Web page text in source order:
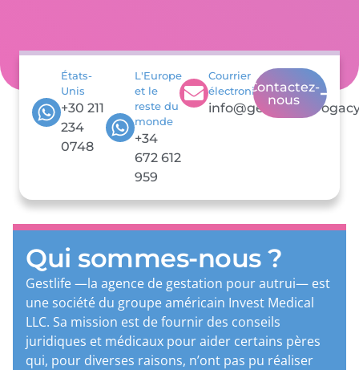
États-
Unis
+30 211
234
0748
L'Europe
et le
reste du
monde
+34
672 612
959
Courrier
électroniqueContactez-
nous
Qui sommes-nous ?
Gestlife —la agence de gestation pour autrui— est
une société du groupe américain Invest Medical
LLC. Sa mission est de fournir des conseils
juridiques et médicaux pour aider certains pères
qui, pour diverses raisons, n’ont pas pu réaliser